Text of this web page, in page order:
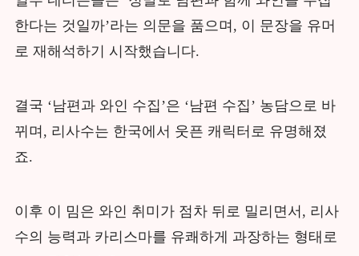
한다는 것일까’라는 의문을 품으며, 이 문장을 유머
로 재해석하기 시작했습니다.
결국 ‘남편과 와인 수집’은 ‘남편 수집’ 농담으로 바
뀌며, 리사수는 한국에서 웃픈 캐릭터로 유명해졌
죠.
이후 이 밈은 와인 취미가 점차 뒤로 밀리면서, 리사
수의 능력과 카리스마를 유쾌하게 과장하는 형태로